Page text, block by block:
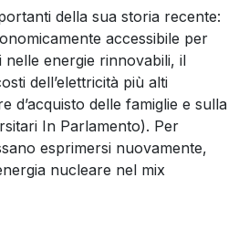
della sua storia recente:
accessibile per
energie rinnovabili, il
dell’elettricità più alti
d’acquisto delle famiglie e sulla
In Parlamento). Per
esprimersi nuovamente,
nucleare nel mix